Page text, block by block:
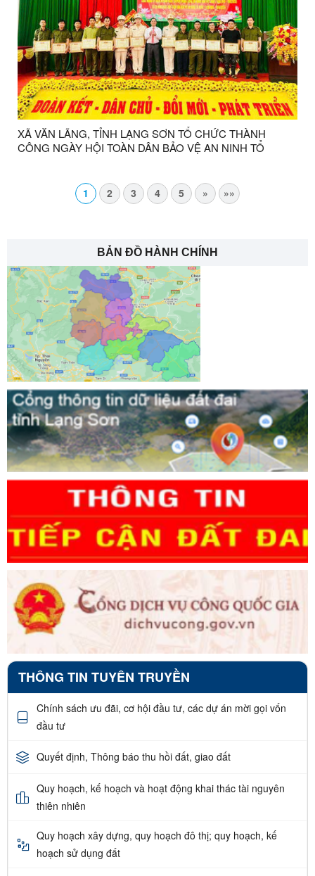
XÃ VĂN LÃNG, TỈNH LẠNG SƠN TỔ CHỨC THÀNH
CÔNG NGÀY HỘI TOÀN DÂN BẢO VỆ AN NINH TỔ
1 2 3 4 5 » »»
BẢN ĐỒ HÀNH CHÍNH
THÔNG TIN TUYÊN TRUYỀN
Chính sách ưu đãi, cơ hội đầu tư, các dự án mời gọi vốn
đầu tư
Quyết định, Thông báo thu hồi đất, giao đất
Quy hoạch, kế hoạch và hoạt động khai thác tài nguyên
thiên nhiên
Quy hoạch xây dựng, quy hoạch đô thị; quy hoạch, kế
hoạch sử dụng đất